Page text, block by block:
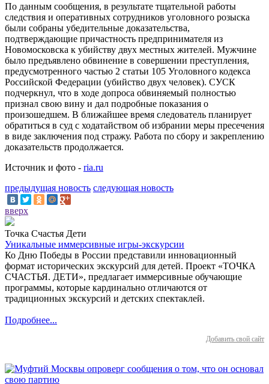
По данным сообщения, в результате тщательной работы
следствия и оперативных сотрудников уголовного розыска
были собраны убедительные доказательства,
подтверждающие причастность предпринимателя из
Новомосковска к убийству двух местных жителей. Мужчине
было предъявлено обвинение в совершении преступления,
предусмотренного частью 2 статьи 105 Уголовного кодекса
Российской Федерации (убийство двух человек). СУСК
подчеркнул, что в ходе допроса обвиняемый полностью
признал свою вину и дал подробные показания о
произошедшем. В ближайшее время следователь планирует
обратиться в суд с ходатайством об избрании меры пресечения
в виде заключения под стражу. Работа по сбору и закреплению
доказательств продолжается.
Источник и фото - ria.ru
предыдущая новость следующая новость
вверх
Точка Счастья Дети
Уникальные иммерсивные игры-экскурсии
Ко Дню Победы в России представили инновационный
формат исторических экскурсий для детей. Проект «ТОЧКА
СЧАСТЬЯ. ДЕТИ», предлагает иммерсивные обучающие
программы, которые кардинально отличаются от
традиционных экскурсий и детских спектаклей.
Подробнее...
Добавить свой сайт